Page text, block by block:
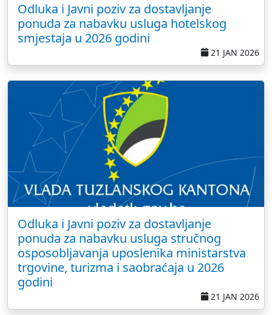
Odluka i Javni poziv za dostavljanje
ponuda za nabavku usluga hotelskog
smjestaja u 2026 godini
21 JAN 2026
Odluka i Javni poziv za dostavljanje
ponuda za nabavku usluga stručnog
osposobljavanja uposlenika ministarstva
trgovine, turizma i saobraćaja u 2026
godini
21 JAN 2026